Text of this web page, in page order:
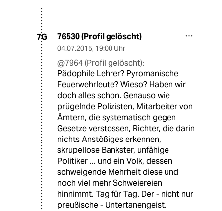
7G 76530 (Profil gelöscht)
04.07.2015, 19:00 Uhr
@7964 (Profil gelöscht):
Pädophile Lehrer? Pyromanische
Feuerwehrleute? Wieso? Haben wir
doch alles schon. Genauso wie
prügelnde Polizisten, Mitarbeiter von
Ämtern, die systematisch gegen
Gesetze verstossen, Richter, die darin
nichts Anstößiges erkennen,
skrupellose Bankster, unfähige
Politiker ... und ein Volk, dessen
schweigende Mehrheit diese und
noch viel mehr Schweiereien
hinnimmt. Tag für Tag. Der - nicht nur
preußische - Untertanengeist.